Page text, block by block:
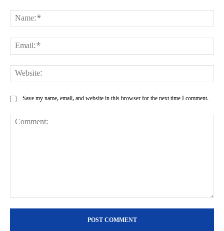
Save my name, email, and website in this browser for the next time I comment.